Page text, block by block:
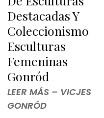
Destacadas Y
Coleccionismo
Esculturas
Femeninas
Gonród
LEER MÁS – VICJES
GONRÓD